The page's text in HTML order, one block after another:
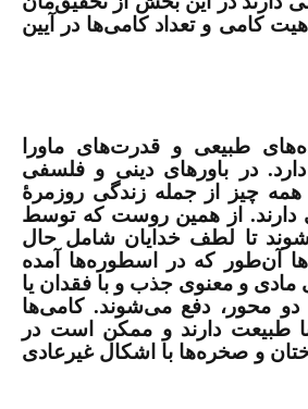
کامی و تعداد کامی‌ها در آیین
طبیعی و قدرت‌های ماورا
در باورهای دینی و فلسفی
همه چیز از جمله زندگی روزمرۀ
دارند. از همین روست که توسط
تا لطف خدایان شامل حال
آن‌طور که در اسطوره‌ها آمده
مادی و معنوی جذب و با فقدان یا
محور، دفع می‌شوند. کامی‌ها
طبیعت دارند و ممکن است در
و صخره‌ها با اشکال غیرعادی